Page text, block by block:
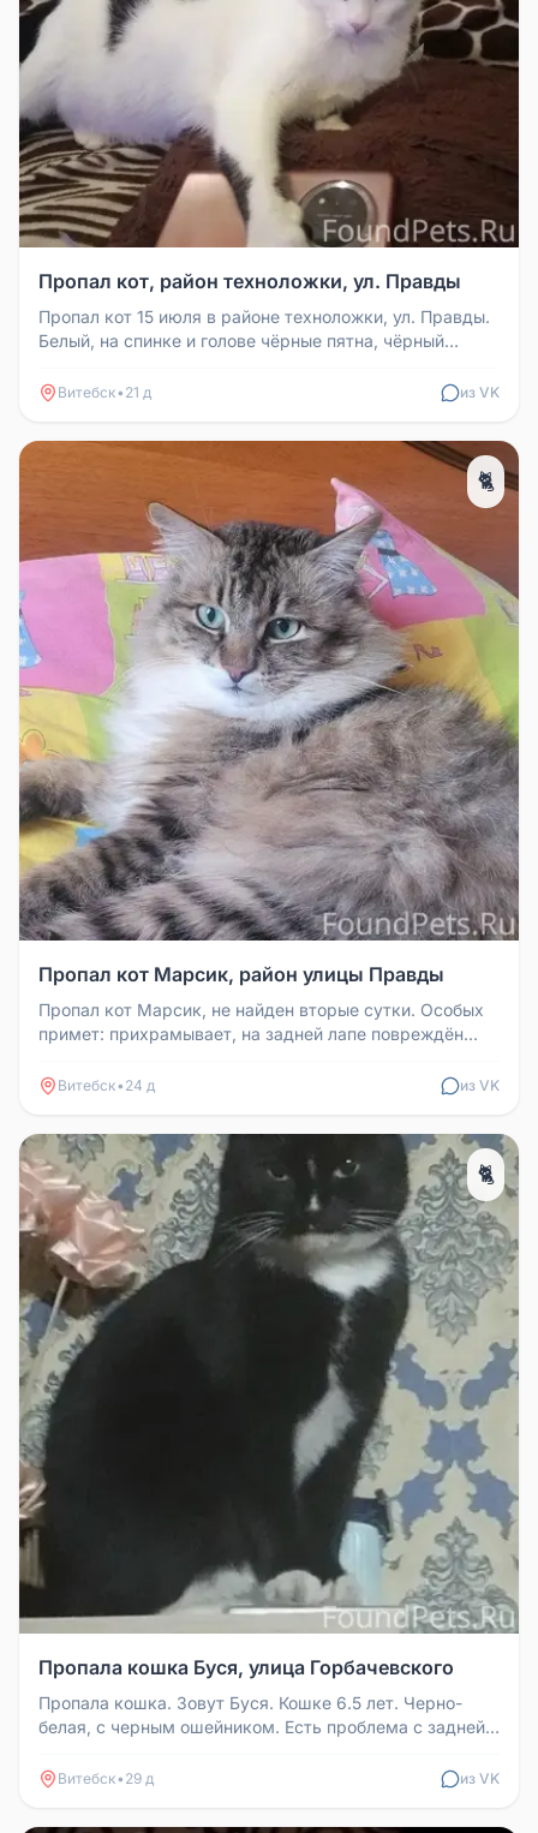
Пропал кот, район техноложки, ул. Правды
Пропал кот 15 июля в районе техноложки, ул. Правды.
Белый, на спинке и голове чёрные пятна, чёрный
Витебск• 21 д из VK
🐈
Пропал кот Марсик, район улицы Правды
Пропал кот Марсик, не найден вторые сутки. Особых
примет: прихрамывает, на задней лапе повреждён
Витебск• 24 д из VK
🐈
Пропала кошка Буся, улица Горбачевского
Пропала кошка. Зовут Буся. Кошке 6.5 лет. Черно-
белая, с черным ошейником. Есть проблема с задней
Витебск• 29 д из VK